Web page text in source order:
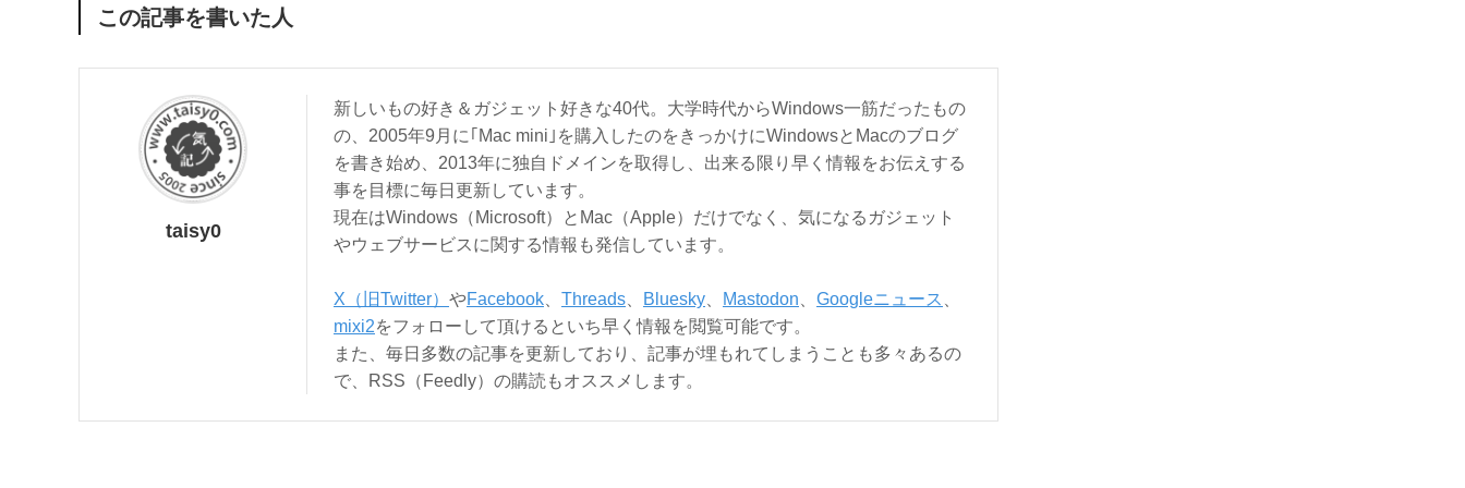
この記事を書いた人
taisy0
新しいもの好き＆ガジェット好きな40代。大学時代からWindows一筋だったもの
の、2005年9月に｢Mac mini｣を購入したのをきっかけにWindowsとMacのブログ
を書き始め、2013年に独自ドメインを取得し、出来る限り早く情報をお伝えする
事を目標に毎日更新しています。
現在はWindows（Microsoft）とMac（Apple）だけでなく、気になるガジェット
やウェブサービスに関する情報も発信しています。
X（旧Twitter） やFacebook Threads Bluesky Mastodon Googleニュース
mixi2をフォローして頂けるといち早く情報を閲覧可能です。
また、毎日多数の記事を更新しており、記事が埋もれてしまうことも多々あるの
で、RSS（Feedly）の購読もオススメします。